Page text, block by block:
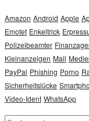
Amazon Android Apple
Emotet Enkeltrick
Polizeibeamter
Kleinanzeigen Mail
PayPal Phishing Porno
Sicherheitslücke
Video-Ident WhatsApp